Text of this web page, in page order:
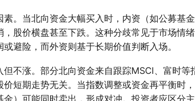
素。当北向资金大幅买入时，内资（如公募基
股价横盘甚至下跌。这种分歧常见于市场情
避险，而外资则基于长期价值判断入场。
但不涨。部分北向资金来自跟踪MSCI、富时等
短期走势无关。当指数调整或资金再平衡时
）可能同时卖出，形成对冲。投资者应区分主